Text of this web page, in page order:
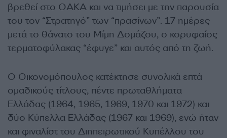
βρεθεί στο ΟΑΚΑ και να τιμήσει με την παρουσία
του τον “Στρατηγό” των “πρασίνων”. 17 ημέρες
μετά το θάνατο του Μίμη Δομάζου, ο κορυφαίος
τερματοφύλακας “έφυγε” και αυτός από τη ζωή.
Ο Οικονομόπουλος κατέκτησε συνολικά επτά
ομαδικούς τίτλους, πέντε πρωταθλήματα
Ελλάδας (1964, 1965, 1969, 1970 και 1972) και
δύο Κύπελλα Ελλάδας (1967 και 1969), ενώ ήταν
και φιναλίστ του Διηπειρωτικού Κυπέλλου του